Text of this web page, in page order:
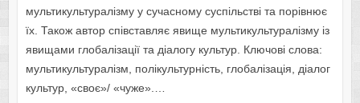
мультикультуралізму у сучасному суспільстві та порівнює
їх. Також автор співставляє явище мультикультуралізму із
явищами глобалізації та діалогу культур. Ключові слова:
мультикультуралізм, полікультурність, глобалізація, діалог
культур, «своє»/ «чуже».…